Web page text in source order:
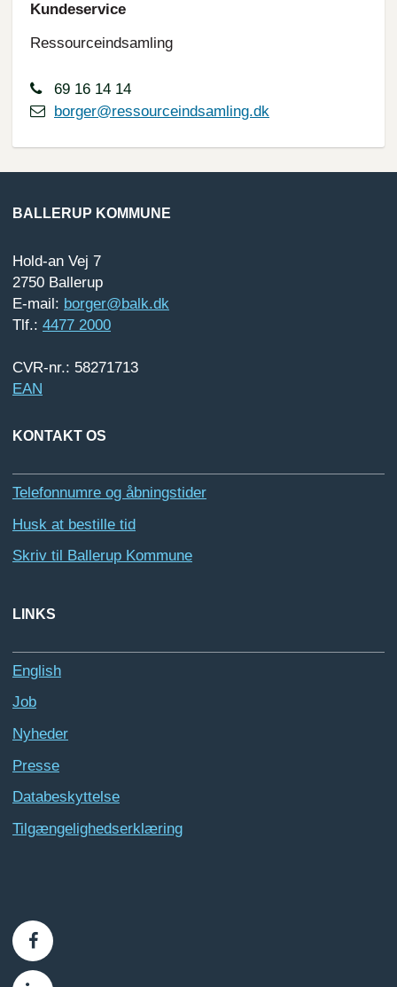
Kundeservice
Ressourceindsamling
69 16 14 14
borger@ressourceindsamling.dk
BALLERUP KOMMUNE
Hold-an Vej 7
2750 Ballerup
E-mail: borger@balk.dk
Tlf.: 4477 2000
CVR-nr.: 58271713
EAN
KONTAKT OS
Telefonnumre og åbningstider
Husk at bestille tid
Skriv til Ballerup Kommune
LINKS
English
Job
Nyheder
Presse
Databeskyttelse
Tilgængelighedserklæring